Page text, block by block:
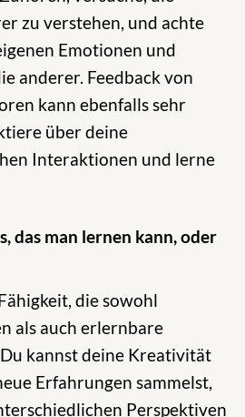
zu verstehen, und achte
Emotionen und
anderer. Feedback von
kann ebenfalls sehr
über deine
Interaktionen und lerne
das man lernen kann, oder
die sowohl
als auch erlernbare
kannst deine Kreativität
Erfahrungen sammelst,
Perspektiven